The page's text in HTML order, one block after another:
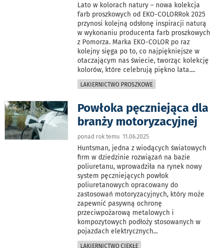
Lato w kolorach natury – nowa kolekcja
farb proszkowych od EKO-COLORRok 2025
przynosi kolejną odsłonę inspiracji naturą
w wykonaniu producenta farb proszkowych
z Pomorza. Marka EKO-COLOR po raz
kolejny sięga po to, co najpiękniejsze w
otaczającym nas świecie, tworząc kolekcję
kolorów, które celebrują piękno lata....
LAKIERNICTWO PROSZKOWE
Powłoka pęczniejąca dla
branży motoryzacyjnej
ponad rok temu 11.06.2025
Huntsman, jedna z wiodących światowych
firm w dziedzinie rozwiązań na bazie
poliuretanu, wprowadziła na rynek nowy
system pęczniejących powłok
poliuretanowych opracowany do
zastosowań motoryzacyjnych, który może
zapewnić pasywną ochronę
przeciwpożarową metalowych i
kompozytowych podłoży stosowanych w
pojazdach elektrycznych...
LAKIERNICTWO CIEKŁE